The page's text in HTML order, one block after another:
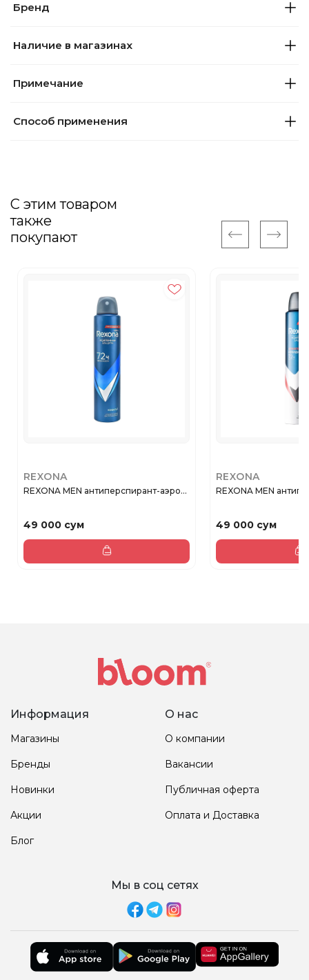
Бренд
Наличие в магазинах
Примечание
Способ применения
С этим товаром
также
покупают
REXONA
REXONA MEN антиперспирант-аэро...
49 000 сум
REXONA
REXONA MEN
49 000 сум
Информация
Магазины
Бренды
Новинки
Акции
Блог
О нас
О компании
Вакансии
Публичная оферта
Оплата и Доставка
Мы в соц сетях